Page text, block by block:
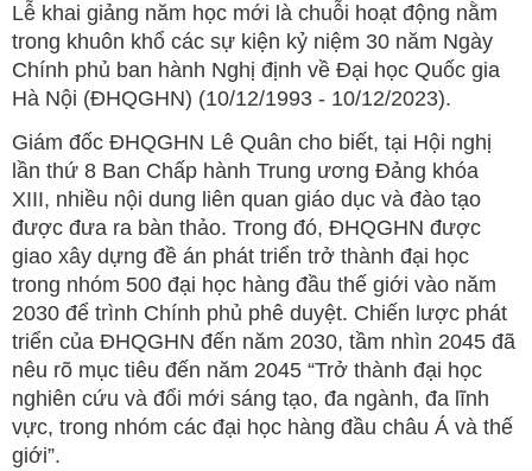
Lễ khai giảng năm học mới là chuỗi hoạt động nằm
trong khuôn khổ các sự kiện kỷ niệm 30 năm Ngày
Chính phủ ban hành Nghị định về Đại học Quốc gia
Hà Nội (ĐHQGHN) (10/12/1993 - 10/12/2023).
Giám đốc ĐHQGHN Lê Quân cho biết, tại Hội nghị
lần thứ 8 Ban Chấp hành Trung ương Đảng khóa
XIII, nhiều nội dung liên quan giáo dục và đào tạo
được đưa ra bàn thảo. Trong đó, ĐHQGHN được
giao xây dựng đề án phát triển trở thành đại học
trong nhóm 500 đại học hàng đầu thế giới vào năm
2030 để trình Chính phủ phê duyệt. Chiến lược phát
triển của ĐHQGHN đến năm 2030, tầm nhìn 2045 đã
nêu rõ mục tiêu đến năm 2045 “Trở thành đại học
nghiên cứu và đổi mới sáng tạo, đa ngành, đa lĩnh
vực, trong nhóm các đại học hàng đầu châu Á và thế
giới”.